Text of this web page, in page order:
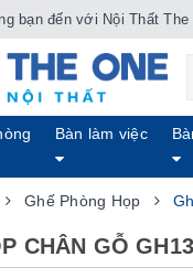
bạn đến với Nội Thất The
Bàn làm việc
Ghế Phòng Họp
CHÂN GỖ GH13